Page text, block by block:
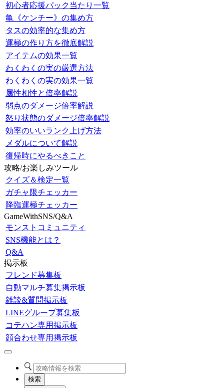
初心者応援パック当たり一覧
亀《ケンチー》の集め方
タスの効率的な集め方
運極の作り方を徹底解説
アイテムの効果一覧
わくわくの実の厳選方法
わくわくの実の効果一覧
属性相性と倍率解説
弱点のダメージ倍率解説
怒り状態のダメージ倍率解説
効率のいいランク上げ方法
メダルについて解説
復帰時にやるべきこと
攻略/お楽しみツール
クイズ＆検定一覧
ガチャ限チェッカー
降臨運極チェッカー
GameWithSNS/Q&A
モンストコミュニティ
SNS機能とは？
Q&A
掲示板
フレンド募集板
自動マルチ募集掲示板
雑談&質問掲示板
LINEグループ募集板
コテハン専用掲示板
顔合わせ専用掲示板
検索